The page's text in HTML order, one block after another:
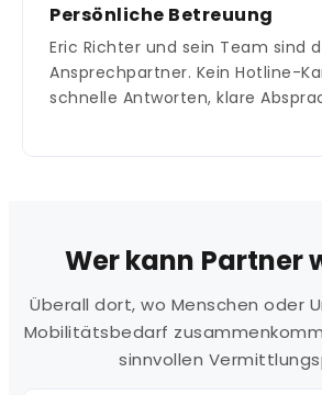
Persönliche Betreuung
Eric Richter und sein Team sind
Ansprechpartner. Kein Hotline-
schnelle Antworten, klare
Wer kann Partner
Überall dort, wo Menschen oder
Mobilitätsbedarf
sinnvollen